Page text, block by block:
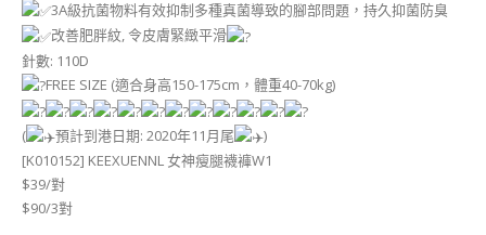
3A級抗菌物料有效抑制多種真菌導致的腳部問題，持久抑菌防臭
改善肥胖紋, 令皮膚緊緻平滑
針數: 110D
FREE SIZE (適合身高150-175cm，體重40-70kg)
( 預計到港日期: 2020年11月尾
)
[K010152] KEEXUENNL 女神瘦腿襪褲W1
$39/對
$90/3對